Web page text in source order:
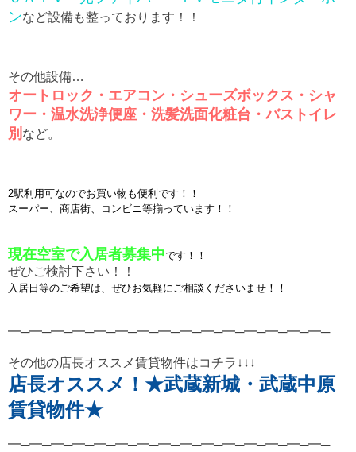
ンなど設備も整っております！！
その他設備…
オートロック・エアコン・シューズボックス・シャ
ワー・温水洗浄便座・洗髪洗面化粧台・バストイレ
別 など。
2駅利用可なのでお買い物も便利です！！
スーパー、商店街、コンビニ等揃っています！！
現在空室で入居者募集中です！！
ぜひご検討下さい！！
入居日等のご希望は、ぜひお気軽にご相談くださいませ！！
━─━─━─━─━─━─━─━─━─━─━─━─━─━─━─
その他の店長オススメ賃貸物件はコチラ↓↓↓
店長オススメ！★武蔵新城・武蔵中原
賃貸物件★
━─━─━─━─━─━─━─━─━─━─━─━─━─━─━─